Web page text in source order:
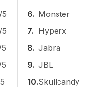
5
5
6. Monster
7.
Hyperx
8. Jabra
9. JBL
10.Skullcandy